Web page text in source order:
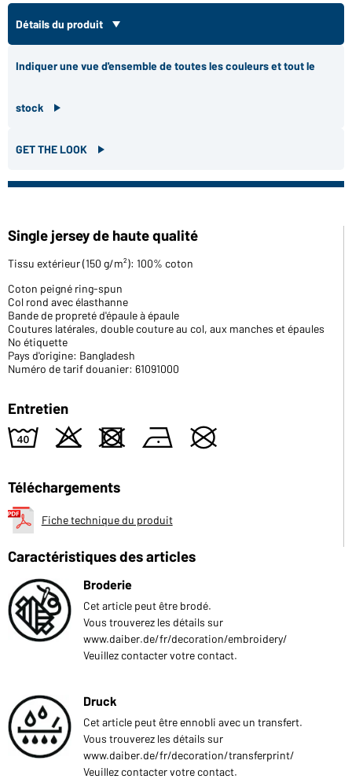
Détails du produit
Indiquer une vue d'ensemble de toutes les couleurs et tout le
stock
GET THE LOOK
Single jersey de haute qualité
Tissu extérieur (150 g/m²): 100% coton
Coton peigné ring-spun
Col rond avec élasthanne
Bande de propreté d'épaule à épaule
Coutures latérales, double couture au col, aux manches et épaules
No étiquette
Pays d'origine: Bangladesh
Numéro de tarif douanier: 61091000
Entretien
8 o d n U
Téléchargements
Fiche technique du produit
Caractéristiques des articles
Broderie
Cet article peut être brodé.
Vous trouverez les détails sur
www.daiber.de/fr/decoration/embroidery/
Veuillez contacter votre contact.
Druck
Cet article peut être ennobli avec un transfert.
Vous trouverez les détails sur
www.daiber.de/fr/decoration/transferprint/
Veuillez contacter votre contact.